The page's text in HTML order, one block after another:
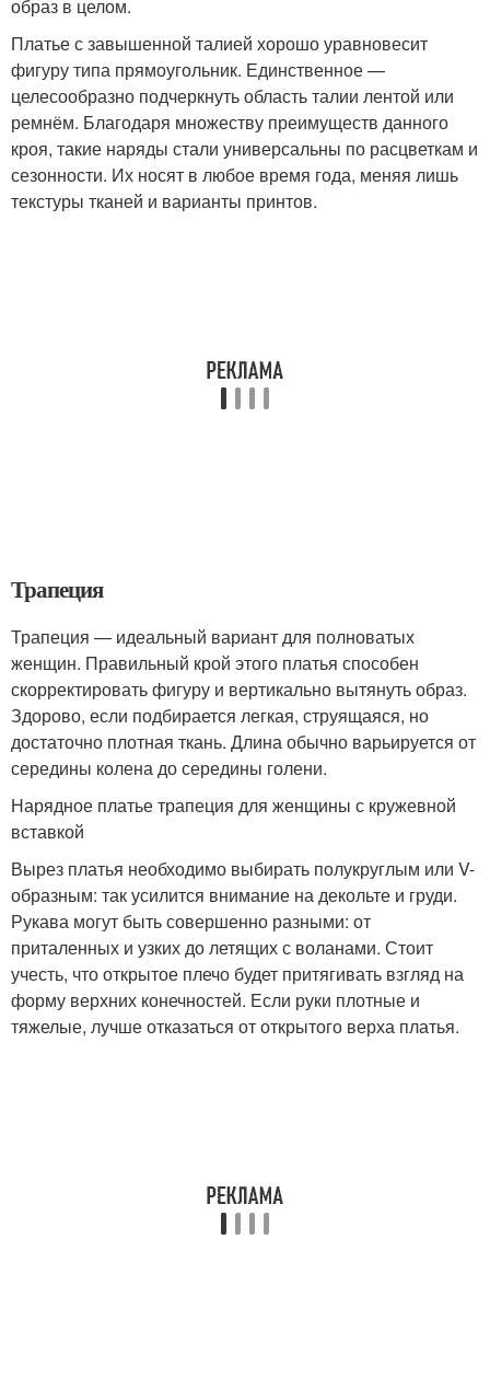
образ в целом.
Платье с завышенной талией хорошо уравновесит
фигуру типа прямоугольник. Единственное —
целесообразно подчеркнуть область талии лентой или
ремнём. Благодаря множеству преимуществ данного
кроя, такие наряды стали универсальны по расцветкам и
сезонности. Их носят в любое время года, меняя лишь
текстуры тканей и варианты принтов.
Трапеция
Трапеция — идеальный вариант для полноватых
женщин. Правильный крой этого платья способен
скорректировать фигуру и вертикально вытянуть образ.
Здорово, если подбирается легкая, струящаяся, но
достаточно плотная ткань. Длина обычно варьируется от
середины колена до середины голени.
Нарядное платье трапеция для женщины с кружевной
вставкой
Вырез платья необходимо выбирать полукруглым или V-
образным: так усилится внимание на декольте и груди.
Рукава могут быть совершенно разными: от
приталенных и узких до летящих с воланами. Стоит
учесть, что открытое плечо будет притягивать взгляд на
форму верхних конечностей. Если руки плотные и
тяжелые, лучше отказаться от открытого верха платья.